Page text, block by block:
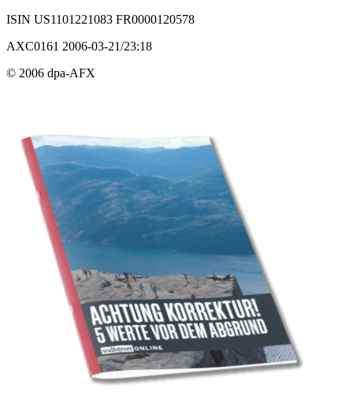
ISIN US1101221083 FR0000120578
AXC0161 2006-03-21/23:18
© 2006 dpa-AFX